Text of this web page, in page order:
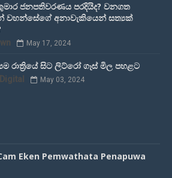
ජනපතිවරණය පරදියිද? වනගත
වහන්සේගේ අනාවැකියෙන් සත්‍යක්
May 17, 2024
රාත්‍රියේ සිට ලිට්රෝ ගෑස් මිල පහළට
May 03, 2024
Eken Pemwathata Penapuwa